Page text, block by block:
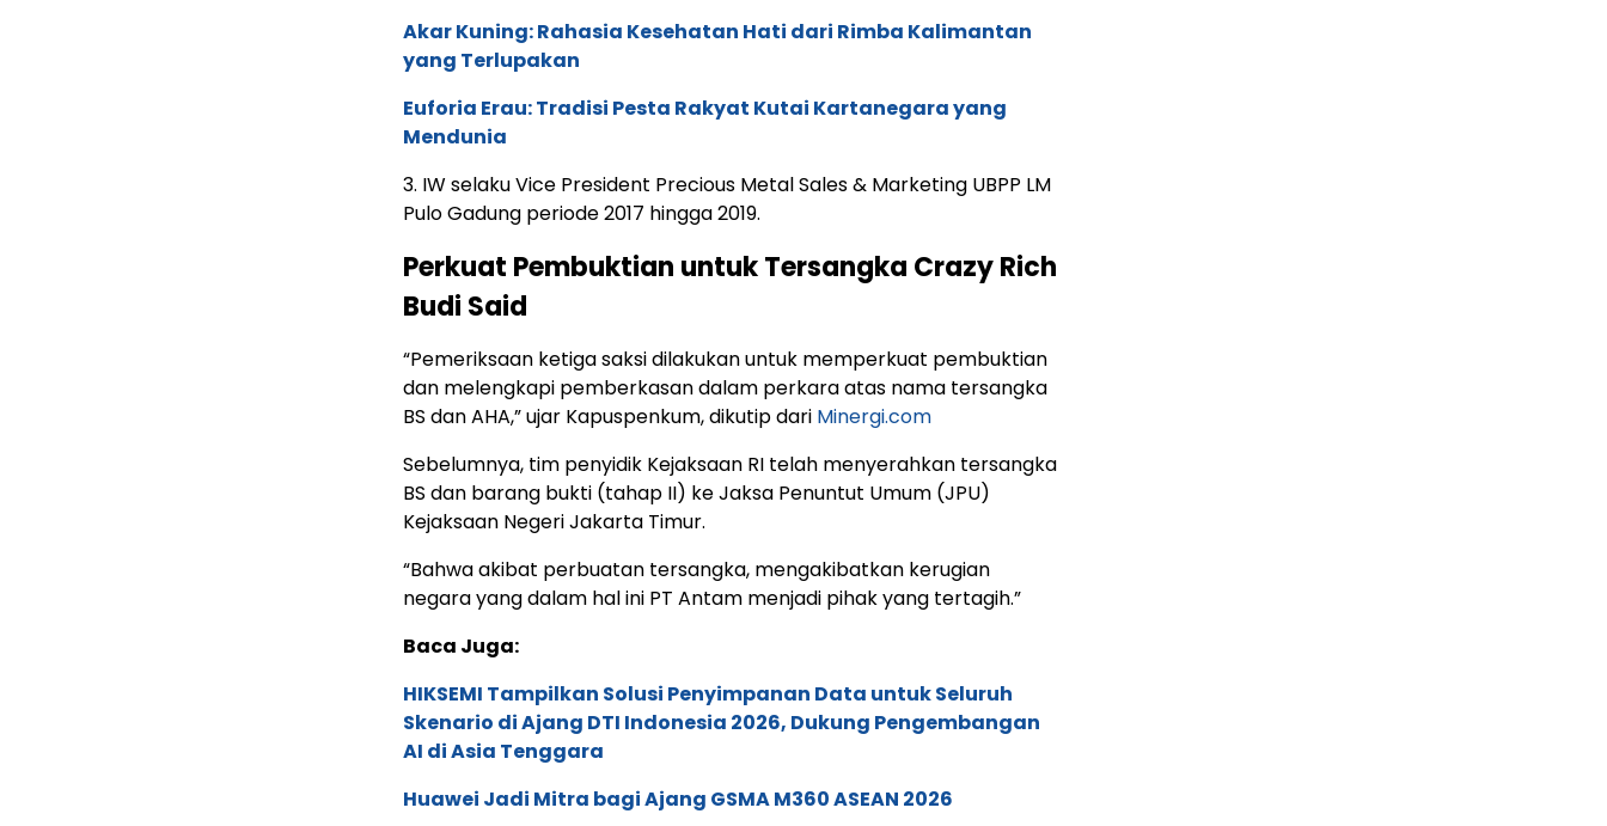
Akar Kuning: Rahasia Kesehatan Hati dari Rimba Kalimantan
yang Terlupakan
Euforia Erau: Tradisi Pesta Rakyat Kutai Kartanegara yang
Mendunia
3. IW selaku Vice President Precious Metal Sales & Marketing UBPP LM
Pulo Gadung periode 2017 hingga 2019.
Perkuat Pembuktian untuk Tersangka Crazy Rich
Budi Said
“Pemeriksaan ketiga saksi dilakukan untuk memperkuat pembuktian
dan melengkapi pemberkasan dalam perkara atas nama tersangka
BS dan AHA,” ujar Kapuspenkum, dikutip dari Minergi.com
Sebelumnya, tim penyidik Kejaksaan RI telah menyerahkan tersangka
BS dan barang bukti (tahap II) ke Jaksa Penuntut Umum (JPU)
Kejaksaan Negeri Jakarta Timur.
“Bahwa akibat perbuatan tersangka, mengakibatkan kerugian
negara yang dalam hal ini PT Antam menjadi pihak yang tertagih.”
Baca Juga:
HIKSEMI Tampilkan Solusi Penyimpanan Data untuk Seluruh
Skenario di Ajang DTI Indonesia 2026, Dukung Pengembangan
AI di Asia Tenggara
Huawei Jadi Mitra bagi Ajang GSMA M360 ASEAN 2026